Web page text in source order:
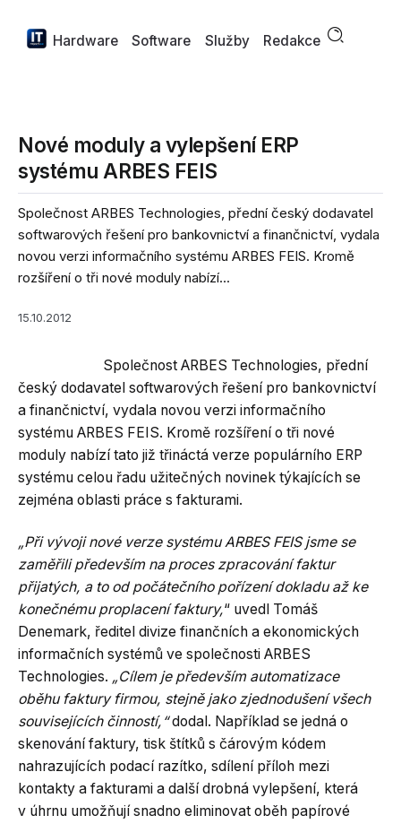
Hardware Software Služby Redakce
Nové moduly a vylepšení ERP
systému ARBES FEIS
Společnost ARBES Technologies, přední český dodavatel
softwarových řešení pro bankovnictví a finančnictví, vydala
novou verzi informačního systému ARBES FEIS. Kromě
rozšíření o tři nové moduly nabízí...
15.10.2012
Společnost ARBES Technologies, přední
český dodavatel softwarových řešení pro bankovnictví
a finančnictví, vydala novou verzi informačního
systému ARBES FEIS. Kromě rozšíření o tři nové
moduly nabízí tato již třináctá verze populárního ERP
systému celou řadu užitečných novinek týkajících se
zejména oblasti práce s fakturami.
„Při vývoji nové verze systému ARBES FEIS jsme se
zaměřili především na proces zpracování faktur
přijatých, a to od počátečního pořízení dokladu až ke
konečnému proplacení faktury,“ uvedl Tomáš
Denemark, ředitel divize finančních a ekonomických
informačních systémů ve společnosti ARBES
Technologies. „Cílem je především automatizace
oběhu faktury firmou, stejně jako zjednodušení všech
souvisejících činností,“dodal. Například se jedná o
skenování faktury, tisk štítků s čárovým kódem
nahrazujících podací razítko, sdílení příloh mezi
kontakty a fakturami a další drobná vylepšení, která
v úhrnu umožňují snadno eliminovat oběh papírové